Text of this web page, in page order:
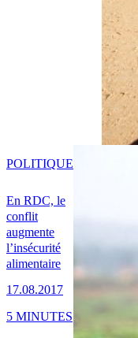
En RDC, le
conflit
augmente
l’insécurité
alimentaire
17.08.2017
POLITIQUE
5 MINUTES